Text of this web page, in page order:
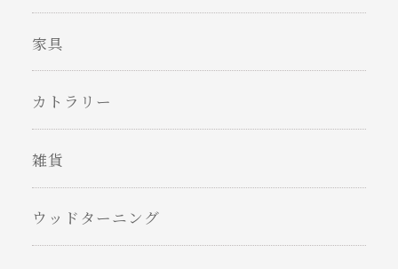
家具
カトラリー
雑貨
ウッドターニング